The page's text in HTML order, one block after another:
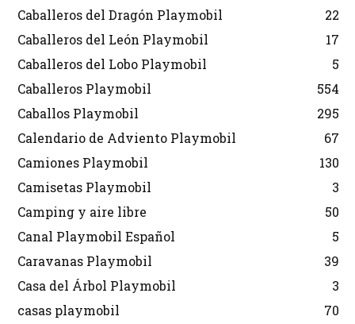
Caballeros del Dragón Playmobil
22
Caballeros del León Playmobil
17
Caballeros del Lobo Playmobil
5
Caballeros Playmobil
554
Caballos Playmobil
295
Calendario de Adviento Playmobil
67
Camiones Playmobil
130
Camisetas Playmobil
3
Camping y aire libre
50
Canal Playmobil Español
5
Caravanas Playmobil
39
Casa del Árbol Playmobil
3
casas playmobil
70